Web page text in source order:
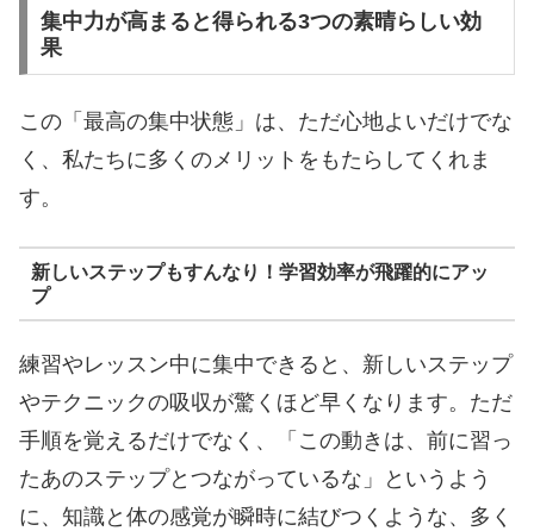
集中力が高まると得られる3つの素晴らしい効
果
この「最高の集中状態」は、ただ心地よいだけでな
く、私たちに多くのメリットをもたらしてくれま
す。
新しいステップもすんなり！学習効率が飛躍的にアッ
プ
練習やレッスン中に集中できると、新しいステップ
やテクニックの吸収が驚くほど早くなります。ただ
手順を覚えるだけでなく、「この動きは、前に習っ
たあのステップとつながっているな」というよう
に、知識と体の感覚が瞬時に結びつくような、多く